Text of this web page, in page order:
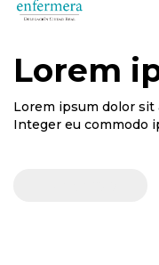
Lorem
Lorem ipsum dolor
Integer eu commodo